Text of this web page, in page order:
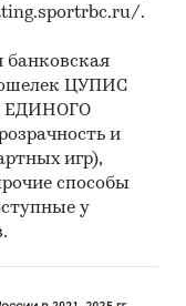
.
банковская
ЦУПИС
ЕДИНОГО
и
игр),
способы
у